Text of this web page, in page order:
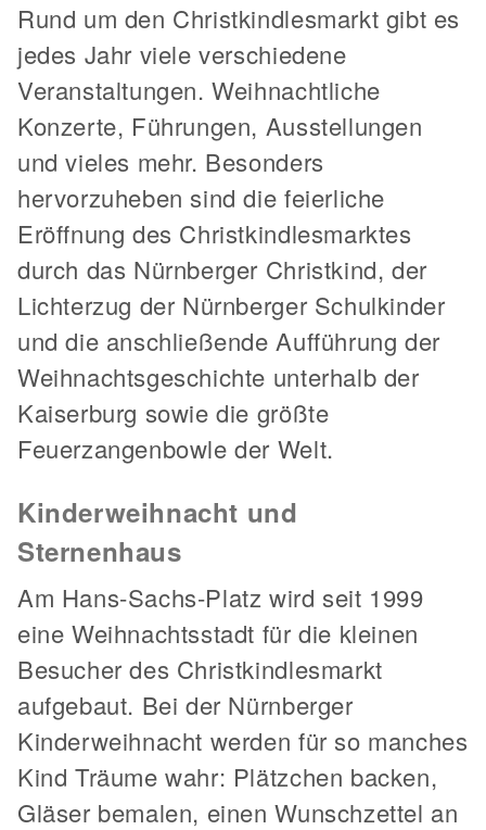
Rund um den Christkindlesmarkt gibt es
jedes Jahr viele verschiedene
Veranstaltungen. Weihnachtliche
Konzerte, Führungen, Ausstellungen
und vieles mehr. Besonders
hervorzuheben sind die feierliche
Eröffnung des Christkindlesmarktes
durch das Nürnberger Christkind, der
Lichterzug der Nürnberger Schulkinder
und die anschließende Aufführung der
Weihnachtsgeschichte unterhalb der
Kaiserburg sowie die größte
Feuerzangenbowle der Welt.
Kinderweihnacht und
Sternenhaus
Am Hans-Sachs-Platz wird seit 1999
eine Weihnachtsstadt für die kleinen
Besucher des Christkindlesmarkt
aufgebaut. Bei der Nürnberger
Kinderweihnacht werden für so manches
Kind Träume wahr: Plätzchen backen,
Gläser bemalen, einen Wunschzettel an